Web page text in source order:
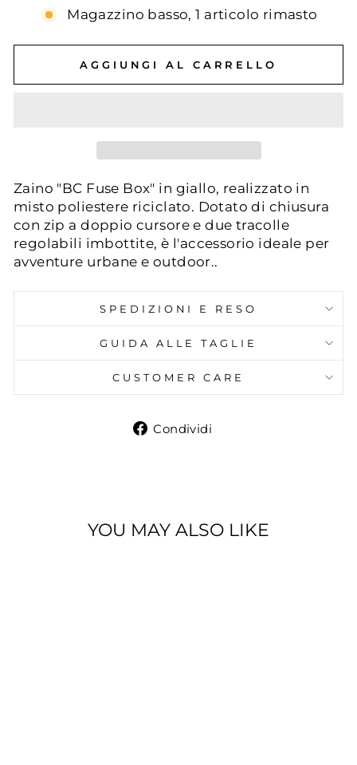
Magazzino basso, 1 articolo rimasto
AGGIUNGI AL CARRELLO
Zaino "BC Fuse Box" in giallo, realizzato in
misto poliestere riciclato. Dotato di chiusura
con zip a doppio cursore e due tracolle
regolabili imbottite, è l'accessorio ideale per
avventure urbane e outdoor..
SPEDIZIONI E RESO
GUIDA ALLE TAGLIE
CUSTOMER CARE
Condividi
YOU MAY ALSO LIKE